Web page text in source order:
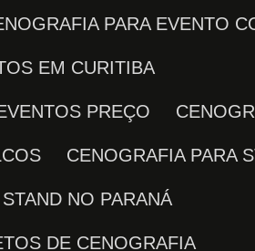
PARA EVENTO
EM CURITIBA
PREÇO
CENOGRAFIA PARA
STAND NO PARANÁ
DE CENOGRAFIA